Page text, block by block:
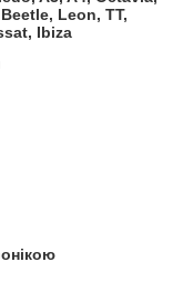
Leon, TT,
Ibiza